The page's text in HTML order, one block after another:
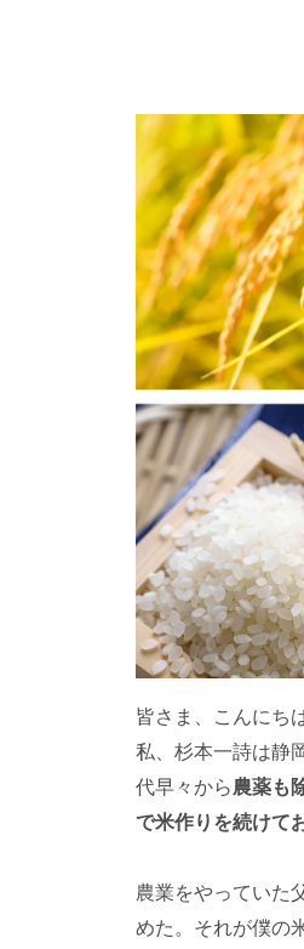
皆さま、こんにち
私、杉本一詩は静
代早々から農薬も
で米作りを続けて
農業をやっていた
めた。それが僕の